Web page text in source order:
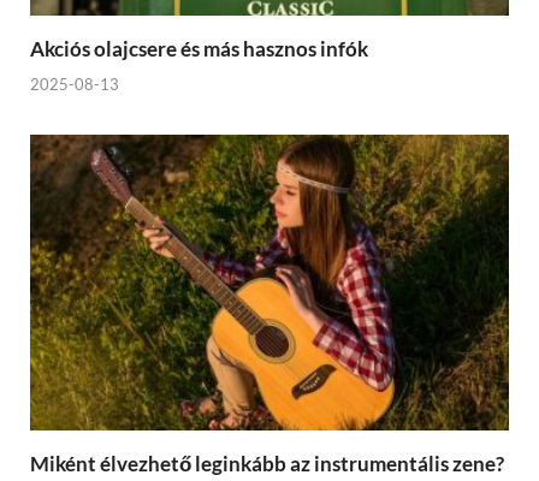
Akciós olajcsere és más hasznos infók
2025-08-13
Miként élvezhető leginkább az instrumentális zene?